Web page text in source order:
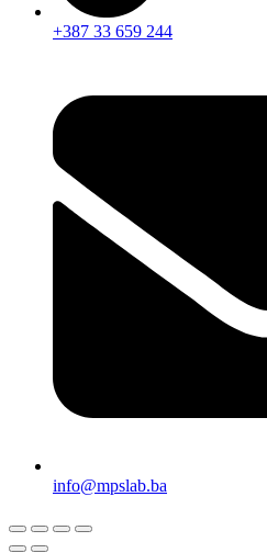
+387 33 659 244
info@mpslab.ba